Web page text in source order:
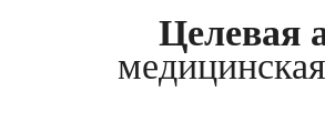
Целевая